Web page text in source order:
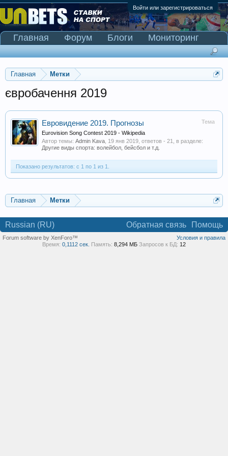
Войти или зарегистрироваться
Главная Метки
євробачення 2019
Тема
Евровидение 2019. Прогнозы
Eurovision Song Contest 2019 - Wikipedia
Автор темы: Admin Kava 19 янв 2019 , ответов - 21, в разделе:
Другие виды спорта: волейбол, бейсбол и т.д.
Показано результатов: с 1 по 1 из 1.
Главная Метки
Главная Форум Блоги
Мониторинг
Сканер Pinnacle
Russian (RU) Обратная связь Помощь
Условия и правила
Forum software by XenForo™
Время: 0,1112 сек. Память: 8,294 МБ Запросов к БД: 12